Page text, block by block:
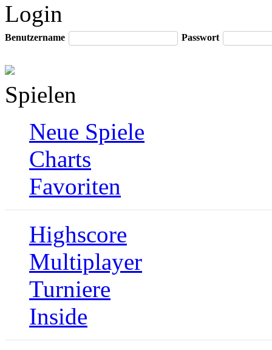
Login
Benutzername Passwort
Spielen
Neue Spiele
Charts
Favoriten
Highscore
Multiplayer
Turniere
Inside